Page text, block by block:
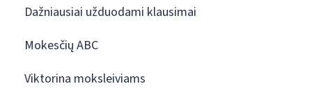
Dažniausiai užduodami klausimai
Mokesčių ABC
Viktorina moksleiviams